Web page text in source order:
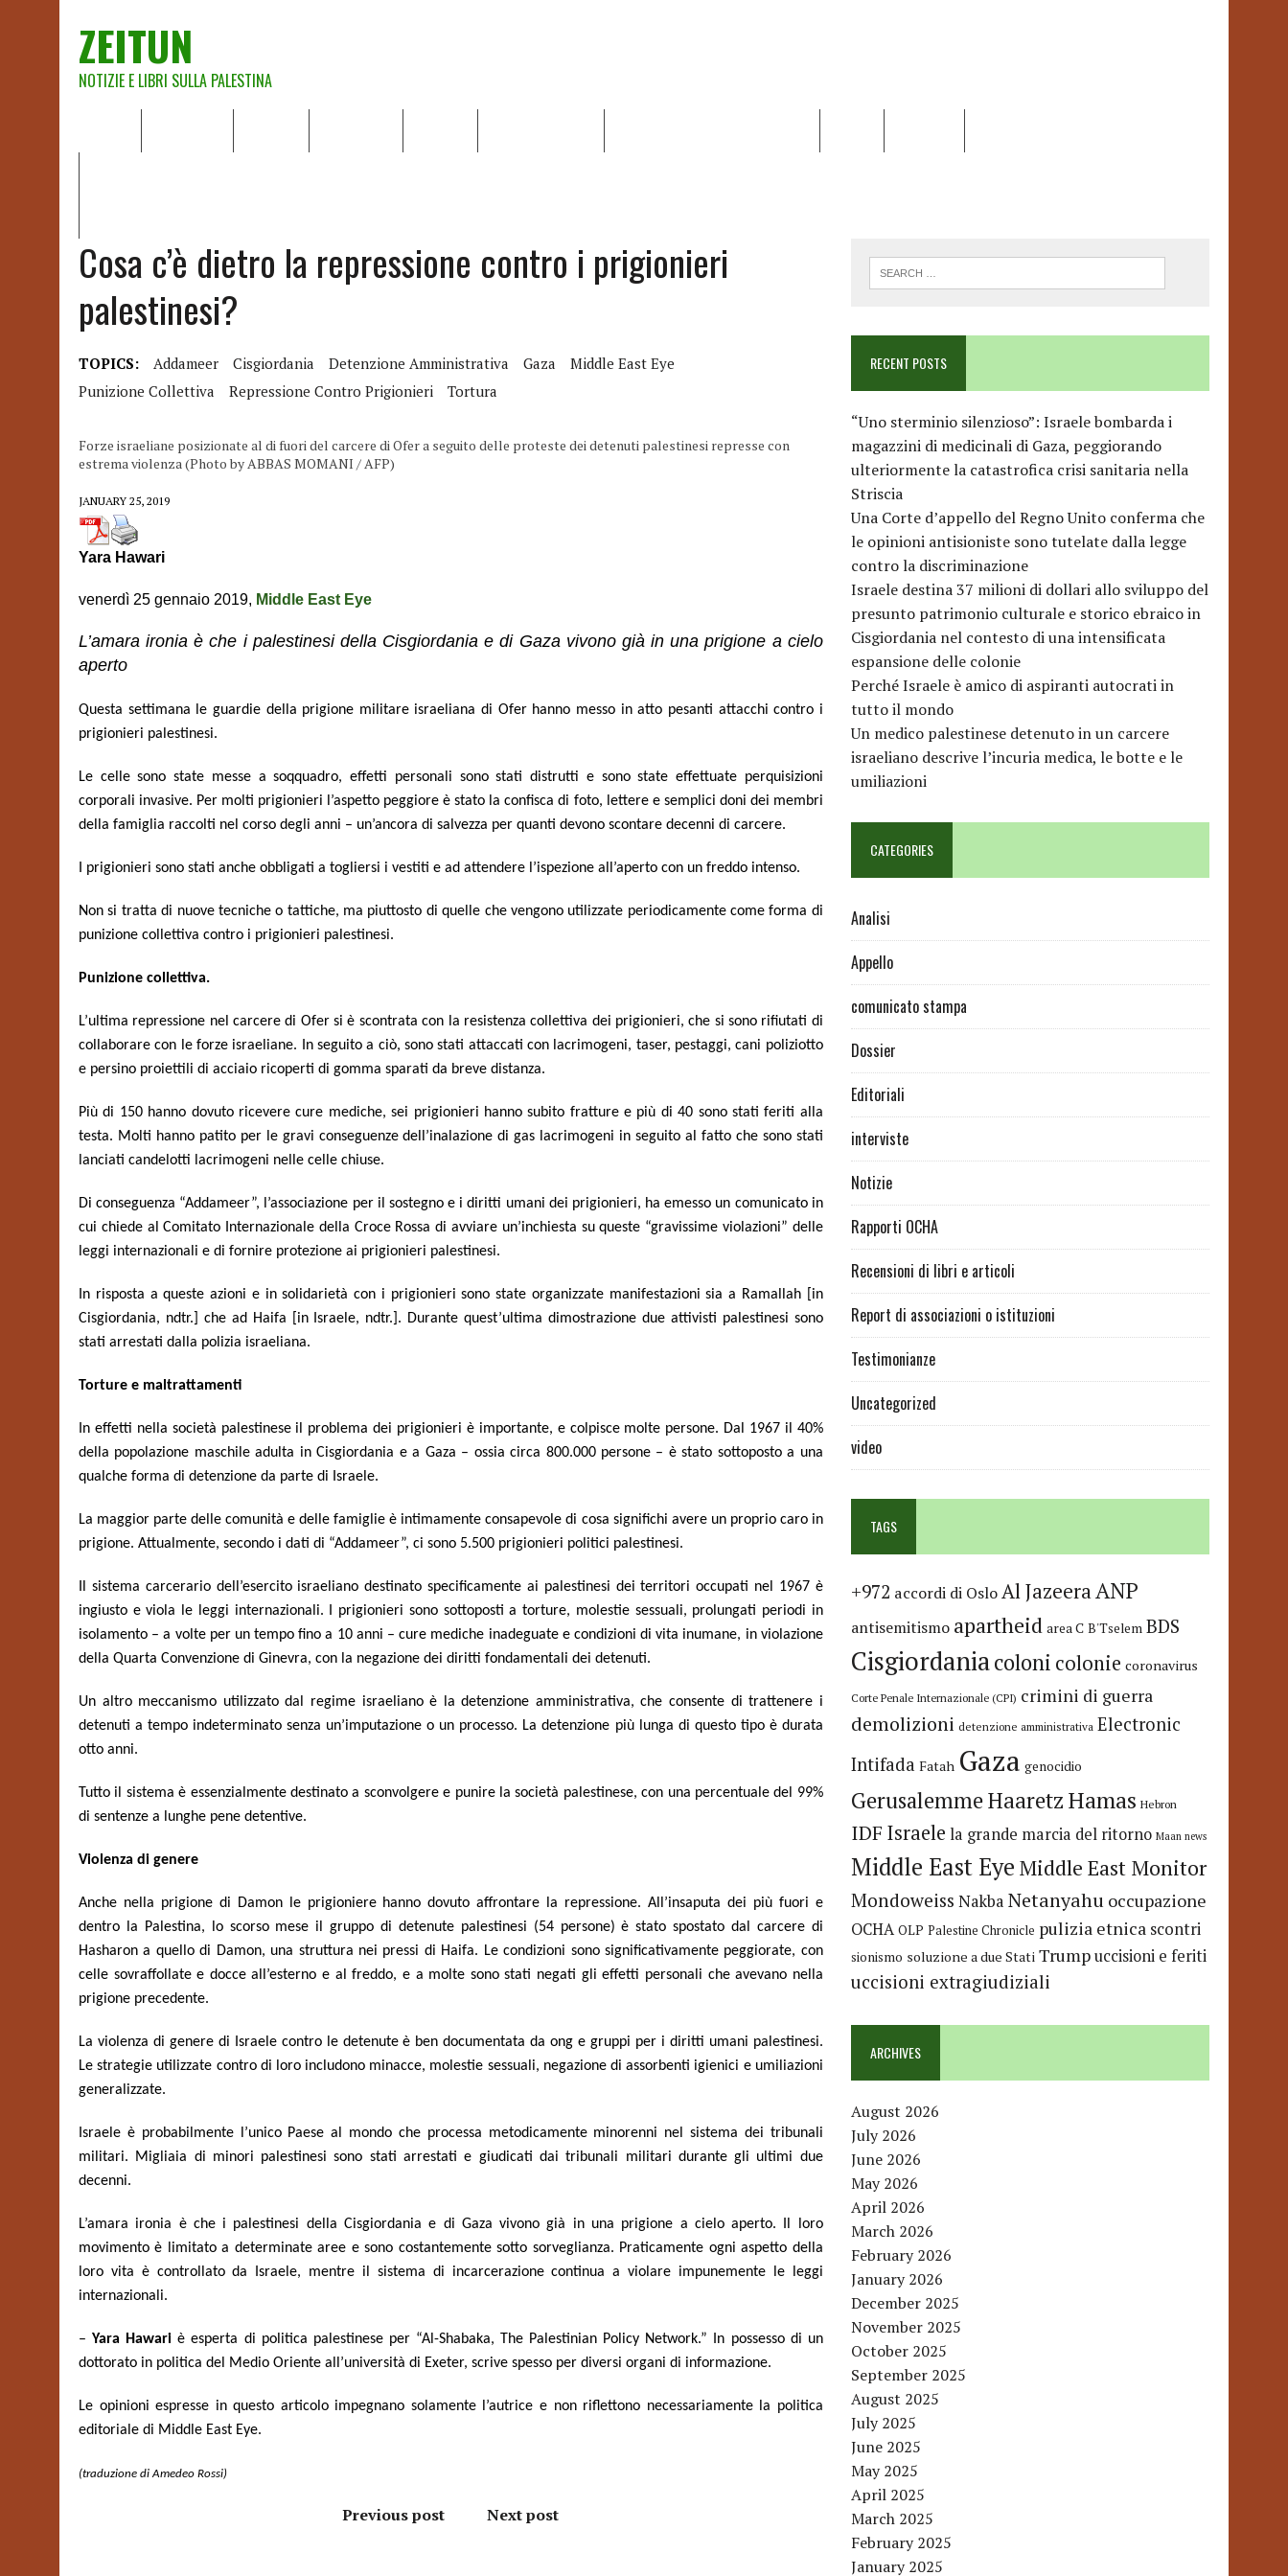
ZEITUN
NOTIZIE E LIBRI SULLA PALESTINA
Cosa c’è dietro la repressione contro i prigionieri
palestinesi?
TOPICS: Addameer Cisgiordania Detenzione Amministrativa Gaza
Middle East Eye
Punizione Collettiva
Repressione Contro Prigionieri Tortura
Forze israeliane posizionate al di fuori del carcere di Ofer a seguito delle proteste dei detenuti palestinesi represse con
estrema violenza (Photo by ABBAS MOMANI / AFP)
JANUARY 25, 2019
Yara Hawari
venerdì 25 gennaio 2019, Middle East Eye
L’amara ironia è che i palestinesi della Cisgiordania e di Gaza vivono già in una prigione a cielo
aperto
Questa settimana le guardie della prigione militare israeliana di Ofer hanno messo in atto pesanti attacchi contro i
prigionieri palestinesi.
Le celle sono state messe a soqquadro, effetti personali sono stati distrutti e sono state effettuate perquisizioni
corporali invasive. Per molti prigionieri l’aspetto peggiore è stato la confisca di foto, lettere e semplici doni dei membri
della famiglia raccolti nel corso degli anni – un’ancora di salvezza per quanti devono scontare decenni di carcere.
I prigionieri sono stati anche obbligati a togliersi i vestiti e ad attendere l’ispezione all’aperto con un freddo intenso.
Non si tratta di nuove tecniche o tattiche, ma piuttosto di quelle che vengono utilizzate periodicamente come forma di
punizione collettiva contro i prigionieri palestinesi.
Punizione collettiva.
L’ultima repressione nel carcere di Ofer si è scontrata con la resistenza collettiva dei prigionieri, che si sono rifiutati di
collaborare con le forze israeliane. In seguito a ciò, sono stati attaccati con lacrimogeni, taser, pestaggi, cani poliziotto
e persino proiettili di acciaio ricoperti di gomma sparati da breve distanza.
Più di 150 hanno dovuto ricevere cure mediche, sei prigionieri hanno subito fratture e più di 40 sono stati feriti alla
testa. Molti hanno patito per le gravi conseguenze dell’inalazione di gas lacrimogeni in seguito al fatto che sono stati
lanciati candelotti lacrimogeni nelle celle chiuse.
Di conseguenza “Addameer”, l’associazione per il sostegno e i diritti umani dei prigionieri, ha emesso un comunicato in
cui chiede al Comitato Internazionale della Croce Rossa di avviare un’inchiesta su queste “gravissime violazioni” delle
leggi internazionali e di fornire protezione ai prigionieri palestinesi.
In risposta a queste azioni e in solidarietà con i prigionieri sono state organizzate manifestazioni sia a Ramallah [in
Cisgiordania, ndtr.] che ad Haifa [in Israele, ndtr.]. Durante quest’ultima dimostrazione due attivisti palestinesi sono
stati arrestati dalla polizia israeliana.
Torture e maltrattamenti
In effetti nella società palestinese il problema dei prigionieri è importante, e colpisce molte persone. Dal 1967 il 40%
della popolazione maschile adulta in Cisgiordania e a Gaza – ossia circa 800.000 persone – è stato sottoposto a una
qualche forma di detenzione da parte di Israele.
La maggior parte delle comunità e delle famiglie è intimamente consapevole di cosa significhi avere un proprio caro in
prigione. Attualmente, secondo i dati di “Addameer”, ci sono 5.500 prigionieri politici palestinesi.
Il sistema carcerario dell’esercito israeliano destinato specificamente ai palestinesi dei territori occupati nel 1967 è
ingiusto e viola le leggi internazionali. I prigionieri sono sottoposti a torture, molestie sessuali, prolungati periodi in
isolamento – a volte per un tempo fino a 10 anni – cure mediche inadeguate e condizioni di vita inumane, in violazione
della Quarta Convenzione di Ginevra, con la negazione dei diritti fondamentali dei detenuti.
Un altro meccanismo utilizzato dal regime israeliano è la detenzione amministrativa, che consente di trattenere i
detenuti a tempo indeterminato senza un’imputazione o un processo. La detenzione più lunga di questo tipo è durata
otto anni.
Tutto il sistema è essenzialmente destinato a sconvolgere e punire la società palestinese, con una percentuale del 99%
di sentenze a lunghe pene detentive.
Violenza di genere
Anche nella prigione di Damon le prigioniere hanno dovuto affrontare la repressione. All’insaputa dei più fuori e
dentro la Palestina, lo scorso mese il gruppo di detenute palestinesi (54 persone) è stato spostato dal carcere di
Hasharon a quello di Damon, una struttura nei pressi di Haifa. Le condizioni sono significativamente peggiorate, con
celle sovraffollate e docce all’esterno e al freddo, e a molte sono stati negati gli effetti personali che avevano nella
prigione precedente.
La violenza di genere di Israele contro le detenute è ben documentata da ong e gruppi per i diritti umani palestinesi.
Le strategie utilizzate contro di loro includono minacce, molestie sessuali, negazione di assorbenti igienici e umiliazioni
generalizzate.
Israele è probabilmente l’unico Paese al mondo che processa metodicamente minorenni nel sistema dei tribunali
militari. Migliaia di minori palestinesi sono stati arrestati e giudicati dai tribunali militari durante gli ultimi due
decenni.
L’amara ironia è che i palestinesi della Cisgiordania e di Gaza vivono già in una prigione a cielo aperto. Il loro
movimento è limitato a determinate aree e sono costantemente sotto sorveglianza. Praticamente ogni aspetto della
loro vita è controllato da Israele, mentre il sistema di incarcerazione continua a violare impunemente le leggi
internazionali.
–Yara Hawari è esperta di politica palestinese per “Al-Shabaka, The Palestinian Policy Network.” In possesso di un
dottorato in politica del Medio Oriente all’università di Exeter, scrive spesso per diversi organi di informazione.
Le opinioni espresse in questo articolo impegnano solamente l’autrice e non riflettono necessariamente la politica
editoriale di Middle East Eye.
(traduzione di Amedeo Rossi)
Previous post Next post
RECENT POSTS
“Uno sterminio silenzioso”: Israele bombarda i
magazzini di medicinali di Gaza, peggiorando
ulteriormente la catastrofica crisi sanitaria nella
Striscia
Una Corte d’appello del Regno Unito conferma che
le opinioni antisioniste sono tutelate dalla legge
contro la discriminazione
Israele destina 37 milioni di dollari allo sviluppo del
presunto patrimonio culturale e storico ebraico in
Cisgiordania nel contesto di una intensificata
espansione delle colonie
Perché Israele è amico di aspiranti autocrati in
tutto il mondo
Un medico palestinese detenuto in un carcere
israeliano descrive l’incuria medica, le botte e le
umiliazioni
CATEGORIES
Analisi
Appello
comunicato stampa
Dossier
Editoriali
interviste
Notizie
Rapporti OCHA
Recensioni di libri e articoli
Report di associazioni o istituzioni
Testimonianze
Uncategorized
video
TAGS
+972 accordi di OsloAl JazeeraANP
antisemitismo apartheid area C B'Tselem BDS
Cisgiordaniacoloni colonie coronavirus
Corte Penale Internazionale (CPI) crimini di guerra
demolizioni detenzione amministrativa Electronic
Intifada Fatah Gaza genocidio
GerusalemmeHaaretzHamas Hebron
IDF Israele la grande marcia del ritorno Maan news
Middle East Eye Middle East Monitor
Mondoweiss Nakba Netanyahu occupazione
OCHA OLP Palestine Chronicle pulizia etnica scontri
sionismo soluzione a due Stati Trumpuccisioni e feriti
uccisioni extragiudiziali
ARCHIVES
August 2026
July 2026
June 2026
May 2026
April 2026
March 2026
February 2026
January 2026
December 2025
November 2025
October 2025
September 2025
August 2025
July 2025
June 2025
May 2025
April 2025
March 2025
February 2025
January 2025